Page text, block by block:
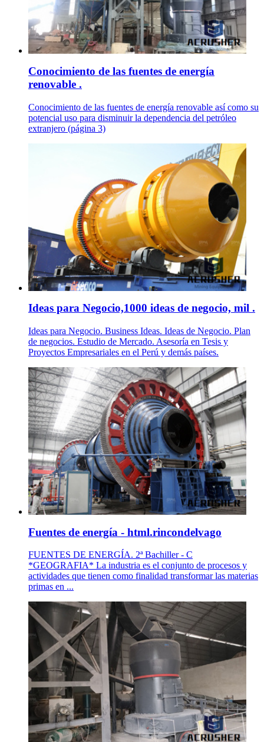
Conocimiento de las fuentes de energía
renovable .
Conocimiento de las fuentes de energía renovable así como su
potencial uso para disminuir la dependencia del petróleo
extranjero (página 3)
Ideas para Negocio,1000 ideas de negocio, mil .
Ideas para Negocio. Business Ideas. Ideas de Negocio. Plan
de negocios. Estudio de Mercado. Asesoría en Tesis y
Proyectos Empresariales en el Perú y demás países.
Fuentes de energía - html.rincondelvago
FUENTES DE ENERGÍA. 2ª Bachiller - C
*GEOGRAFIA* La industria es el conjunto de procesos y
actividades que tienen como finalidad transformar las materias
primas en ...